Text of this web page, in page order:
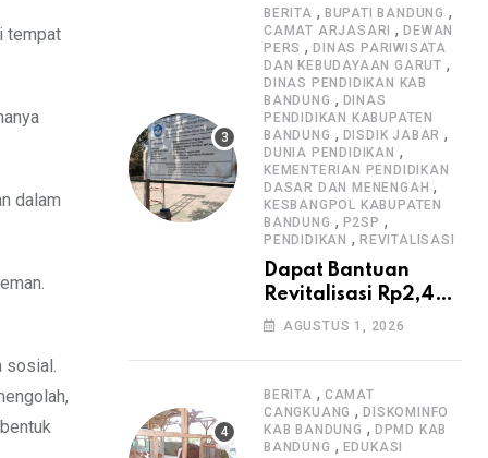
tempat
dalam
sosial.
BERITA , BUPATI BANDUNG ,
CAMAT ARJASARI ,DEWAN
PERS ,DINAS PARIWISATA
DAN KEBUDAYAAN GARUT ,
DINAS PENDIDIKAN KAB
BANDUNG , DINAS
PENDIDIKAN KABUPATEN
BANDUNG , DISDIK JABAR ,
DUNIA PENDIDIKAN ,
KEMENTERIAN PENDIDIKAN
DASAR DAN MENENGAH ,
KESBANGPOL KABUPATEN
BANDUNG , P2SP ,
PENDIDIKAN , REVITALISASI
Dapat Bantuan
Revitalisasi Rp2,4
Miliar, SMPN 1
Masyarakat Sambut
Antusias
AGUSTUS 1, 2026
BERITA , CAMAT
CANGKUANG ,DISKOMINFO
KAB BANDUNG , DPMD KAB
BANDUNG , EDUKASI